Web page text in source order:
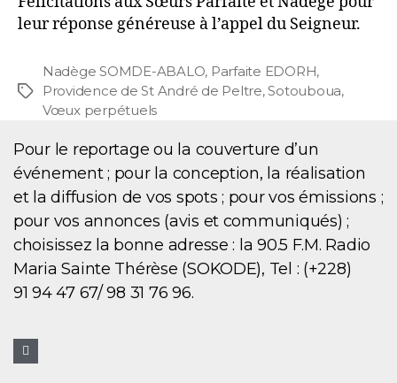
leur réponse généreuse à l’appel du Seigneur.
Nadège SOMDE-ABALO, Parfaite EDORH,
Providence de St André de Peltre,Sotouboua,
Vœux perpétuels
Pour le reportage ou la couverture d’un
événement ; pour la conception, la réalisation
et la diffusion de vos spots ; pour vos émissions ;
pour vos annonces (avis et communiqués) ;
choisissez la bonne adresse : la 90.5 F.M. Radio
Maria Sainte Thérèse (SOKODE), Tel : (+228)
91 94 47 67/ 98 31 76 96.